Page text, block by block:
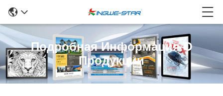
Подробная Информация О
Продукции